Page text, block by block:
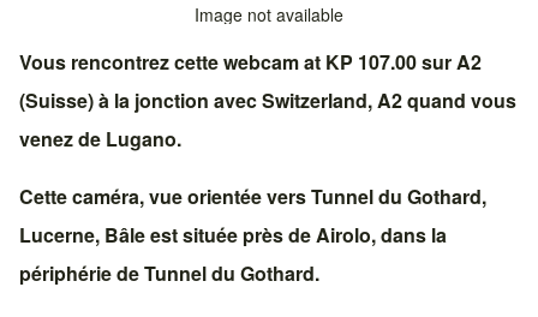
Image not available
Vous rencontrez cette webcam at KP 107.00 surA2
(Suisse)à la jonction avecSwitzerland, A2quand vous
venez de Lugano.
Cette caméra, vue orientée versTunnel du Gothard,
Lucerne, Bâleest située près deAirolo, dans la
périphérie deTunnel du Gothard.